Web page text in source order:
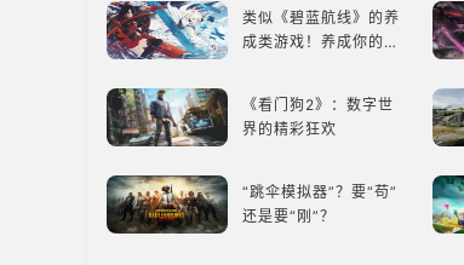
类似《碧蓝航线》的养
成类游戏！养成你的梦
《看门狗2》：数字世
界的精彩狂欢
“跳伞模拟器”？要“苟”
还是要“刚”？